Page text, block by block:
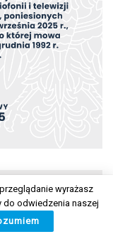
wyrażasz
do odwiedzenia naszej